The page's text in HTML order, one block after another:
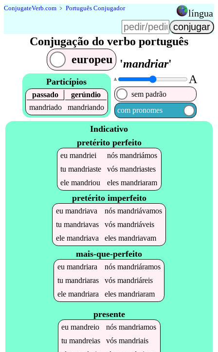
ConjugateVerb.com ﹥ Português Conjugador língua
Conjugação do verbo português
europeu
'mandriar'
Particípios
passado
gerúndio
mandriado
mandriando
A A
sem padrão
com pronomes
Indicativo
pretérito perfeito
eumandriei nósmandriámos
tumandriaste vósmandriastes
elemandriou elesmandriaram
pretérito imperfeito
eu mandriava nós mandriávamos
tu mandriavas vós mandriáveis
ele mandriava eles mandriavam
mais-que-perfeito
eu mandriara nós mandriáramos
tu mandriaras vós mandriáreis
ele mandriara eles mandriaram
presente
eumandreio nósmandriamos
tumandreias vósmandriais